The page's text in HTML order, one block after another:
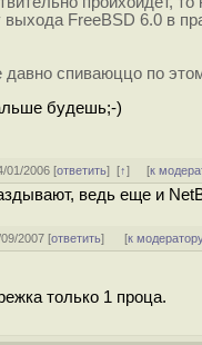
FreeBSD 6.0 в
спиваюццо по
будешь;-)
01/2006 [ответить][↑] [к
ведь еще и
2007 [ответить] [к
только 1 проца.